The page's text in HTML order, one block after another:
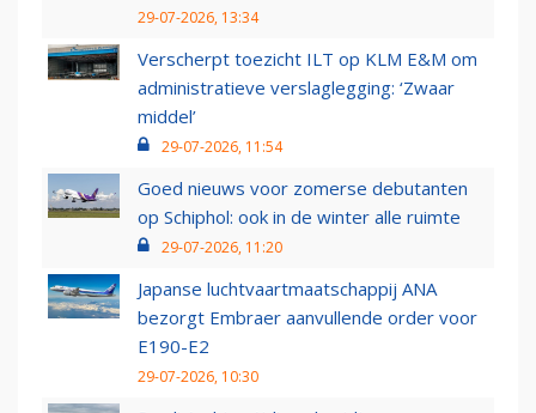
29-07-2026, 13:34
Verscherpt toezicht ILT op KLM E&M om
administratieve verslaglegging: ‘Zwaar
middel’
29-07-2026, 11:54
Goed nieuws voor zomerse debutanten
op Schiphol: ook in de winter alle ruimte
29-07-2026, 11:20
Japanse luchtvaartmaatschappij ANA
bezorgt Embraer aanvullende order voor
E190-E2
29-07-2026, 10:30